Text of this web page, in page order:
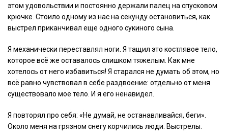
этом удовольствии и постоянно держали палец на спусковом
крючке. Стоило одному из нас на секунду остановиться, как
выстрел приканчивал еще одного сукиного сына.
Я механически переставлял ноги. Я тащил это костлявое тело,
которое всё же оставалось слишком тяжелым. Как мне
хотелось от него избавиться! Я старался не думать об этом, но
всё равно чувствовал в себе раздвоение: отдельно от меня
существовало мое тело. И я его ненавидел.
Я повторял про себя: «Не думай, не останавливайся, беги».
Около меня на грязном снегу корчились люди. Выстрелы.